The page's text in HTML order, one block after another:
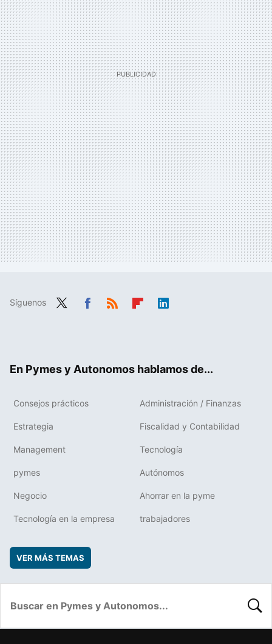
Síguenos
En Pymes y Autonomos hablamos de...
Consejos prácticos Administración / Finanzas
Estrategia Fiscalidad y Contabilidad
Management Tecnología
pymes Autónomos
Negocio Ahorrar en la pyme
Tecnología en la empresa trabajadores
VER MÁS TEMAS